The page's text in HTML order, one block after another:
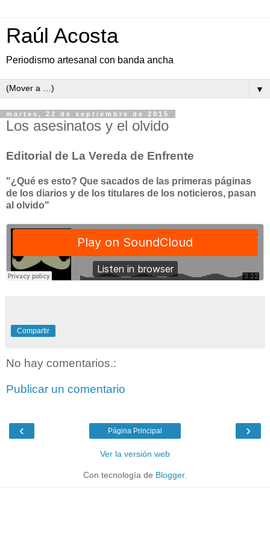
Raúl Acosta
Periodismo artesanal con banda ancha
▼
martes, 22 de septiembre de 2015
Los asesinatos y el olvido
Editorial de La Vereda de Enfrente
"¿Qué es esto? Que sacados de las primeras páginas
de los diarios y de los titulares de los noticieros, pasan
al olvido"
Compartir
No hay comentarios.:
Publicar un comentario
‹ ›
Página Principal
Ver la versión web
Con tecnología de Blogger.